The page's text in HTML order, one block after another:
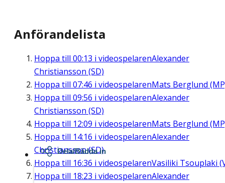
Anförandelista
Hoppa till 00:13 i videospelarenAlexander
Christiansson (SD)
Hoppa till 07:46 i videospelarenMats Berglund
Hoppa till 09:56 i videospelarenAlexander
Christiansson (SD)
Hoppa till 12:09 i videospelarenMats Berglund
Hoppa till 14:16 i videospelarenAlexander
Christiansson (SD)
Hoppa till 16:36 i videospelarenVasiliki Tsouplaki
Hoppa till 18:23 i videospelarenAlexander
Dela/Bädda in